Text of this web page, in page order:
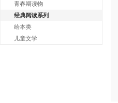
青春期读物
经典阅读系列
绘本类
儿童文学